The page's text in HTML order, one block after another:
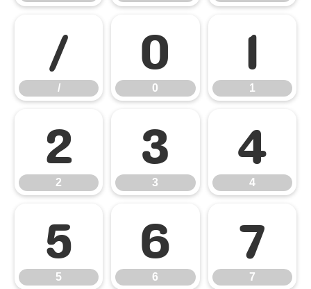
/
/ 0
0 1
1
2
2 3
3 4
4
5
5 6
6 7
7